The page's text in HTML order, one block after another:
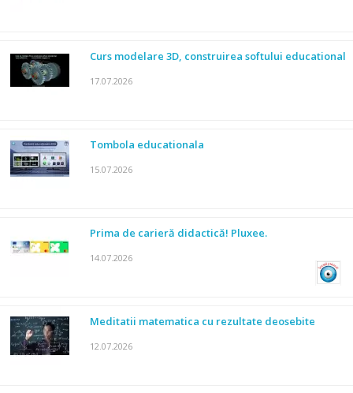
Curs modelare 3D, construirea softului educational
17.07.2026
Tombola educationala
15.07.2026
Prima de carieră didactică! Pluxee.
14.07.2026
Meditatii matematica cu rezultate deosebite
12.07.2026